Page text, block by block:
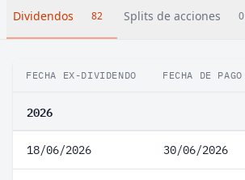
Dividendos 82 Splits de acciones 0
FECHA EX-DIVIDENDO FECHA DE PAGO
2026
18/06/2026 30/06/2026